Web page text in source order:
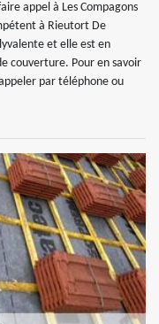
appel à Les Compagons
à Rieutort De
et elle est en
couverture. Pour en savoir
par téléphone ou